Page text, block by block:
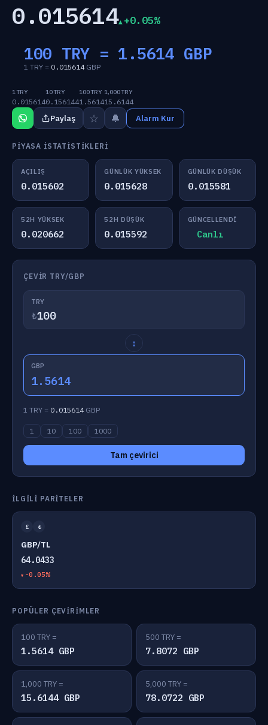
0.015614 +0.05%
100 TRY =1.5614 GBP
1 TRY = 0.015614GBP
1 TRY
0.015614
10 TRY
0.156144
100 TRY
1.5614
1,000 TRY
15.6144
Paylaş ☆ 🔔 Alarm Kur
PIYASA İSTATISTIKLERI
AÇILIŞ
0.015602
GÜNLÜK YÜKSEK
0.015628
GÜNLÜK DÜŞÜK
0.015581
52H YÜKSEK
0.020662
52H DÜŞÜK
0.015592
GÜNCELLENDI
Canlı
ÇEVIR TRY/GBP
TRY
₺
↕
GBP
1.5614
1 TRY = 0.015614GBP
1 10 100 1000
Tam çevirici
İLGILI PARITELER
£ ₺
GBP/TL
64.0433
-0.05%
POPÜLER ÇEVIRIMLER
100 TRY =
1.5614 GBP
500 TRY =
7.8072 GBP
1,000 TRY =
15.6144 GBP
5,000 TRY =
78.0722 GBP